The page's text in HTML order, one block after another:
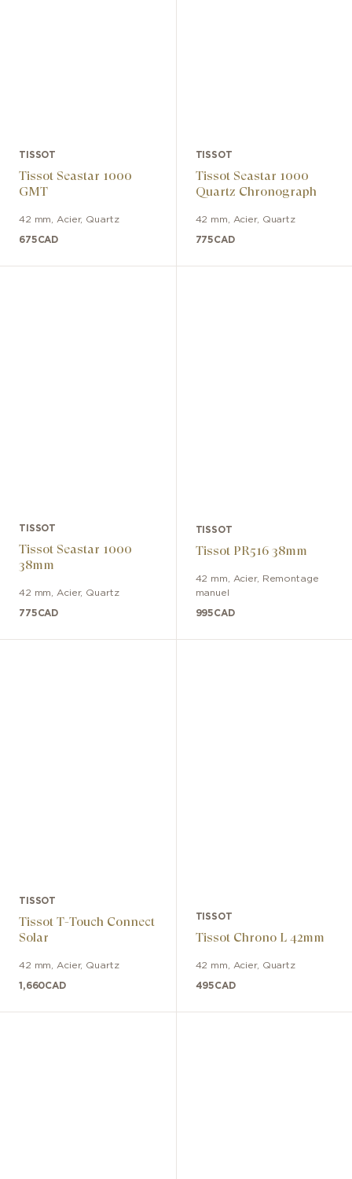
TISSOT
Tissot Seastar 1000
GMT
42 mm Acier, Quartz
675CAD
TISSOT
Tissot Seastar 1000
Quartz Chronograph
42 mm Acier, Quartz
775CAD
TISSOT
Tissot Seastar 1000
38mm
42 mm Acier, Quartz
775CAD
TISSOT
Tissot PR516 38mm
42 mm Acier, Remontage
manuel
995CAD
TISSOT
Tissot T-Touch Connect
Solar
42 mm Acier, Quartz
1,660CAD
TISSOT
Tissot Chrono L 42mm
42 mm Acier, Quartz
495CAD